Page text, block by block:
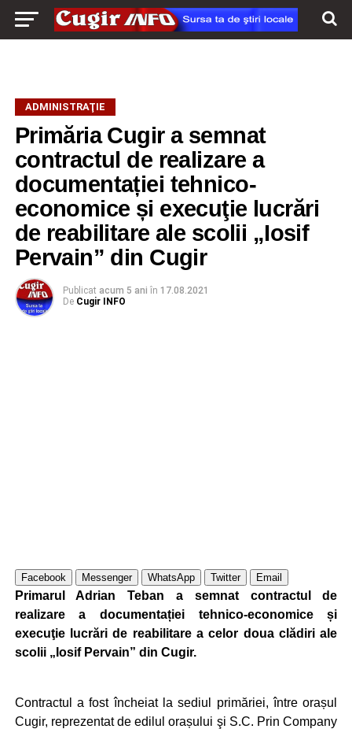
ADMINISTRAŢIE
Primăria Cugir a semnat
contractul de realizare a
documentației tehnico-
economice și execuţie lucrări
de reabilitare ale scolii „Iosif
Pervain” din Cugir
Publicat acum 5 ani în 17.08.2021
De Cugir INFO
Facebook Messenger WhatsApp Twitter Email
Primarul Adrian Teban a semnat contractul de
realizare a documentației tehnico-economice și
execuţie lucrări de reabilitare a celor doua clădiri ale
scolii „Iosif Pervain” din Cugir.
Contractul a fost încheiat la sediul primăriei, între orașul
Cugir, reprezentat de edilul orașului şi S.C. Prin Company